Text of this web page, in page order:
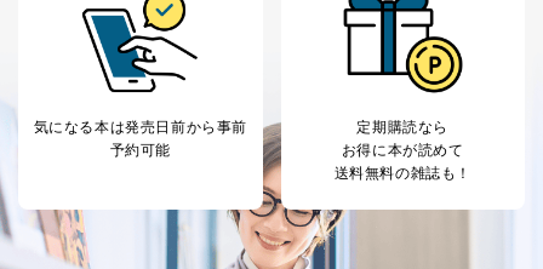
気になる本は発売日前から事前
予約可能
定期購読なら
お得に本が読めて
送料無料の雑誌も！